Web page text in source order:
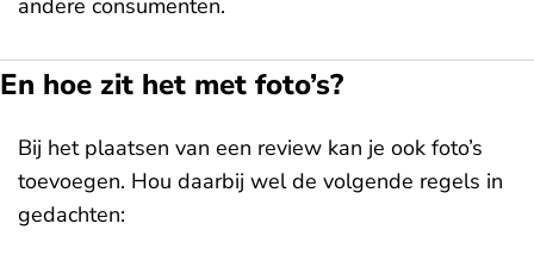
andere consumenten.
En hoe zit het met foto’s?
Bij het plaatsen van een review kan je ook foto’s
toevoegen. Hou daarbij wel de volgende regels in
gedachten: